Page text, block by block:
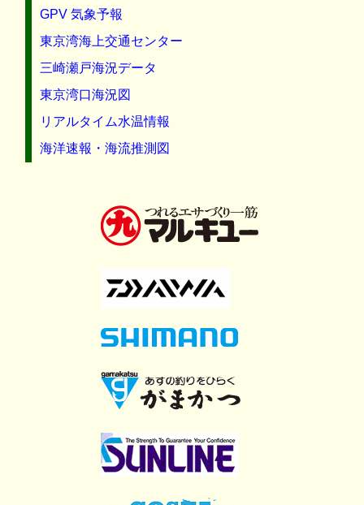
GPV 気象予報
東京湾海上交通センター
三崎瀬戸海況データ
東京湾口海況図
リアルタイム水温情報
海洋速報・海流推測図